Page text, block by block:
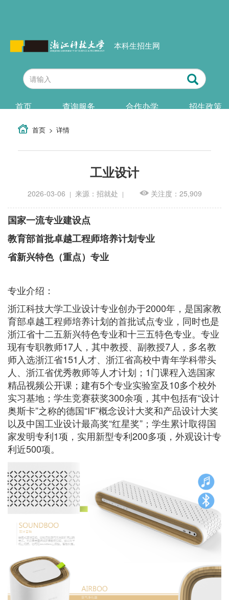
本科生招生网
首页 查询服务 合作办学 招生政策
首页 详情
工业设计
2026-03-06 | 来源：招就处 | 关注度：25,909
国家一流专业建设点
教育部首批卓越工程师培养计划专业
省新兴特色（重点）专业
专业介绍：
浙江科技大学工业设计专业创办于2000年，是国家教
育部卓越工程师培养计划的首批试点专业，同时也是
浙江省十二五新兴特色专业和十三五特色专业。专业
现有专职教师17人，其中教授、副教授7人，多名教
师入选浙江省151人才、浙江省高校中青年学科带头
人、浙江省优秀教师等人才计划；1门课程入选国家
精品视频公开课；建有5个专业实验室及10多个校外
实习基地；学生竞赛获奖300余项，其中包括有“设计
奥斯卡”之称的德国“IF”概念设计大奖和产品设计大奖
以及中国工业设计最高奖“红星奖”；学生累计取得国
家发明专利1项，实用新型专利200多项，外观设计专
利近500项。